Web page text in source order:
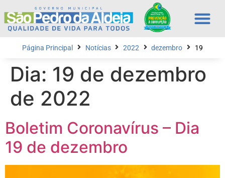
Página Principal Notícias 2022 dezembro 19
Dia: 19 de dezembro
de 2022
Boletim Coronavírus – Dia
19 de dezembro